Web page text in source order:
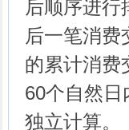
后顺序进行
后一笔消费
的累计消费
60个自然
独立计算。